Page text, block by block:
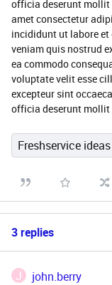
officia deserunt mollit
amet consectetur
incididunt ut labore
veniam quis nostrud
ea commodo
voluptate velit esse
excepteur sint
officia deserunt mollit
Freshservice
3 replies
J john.berry